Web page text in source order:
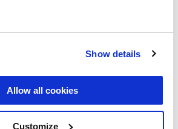
Show details
Allow all cookies
Customize
0.002
Publikationen in unserem